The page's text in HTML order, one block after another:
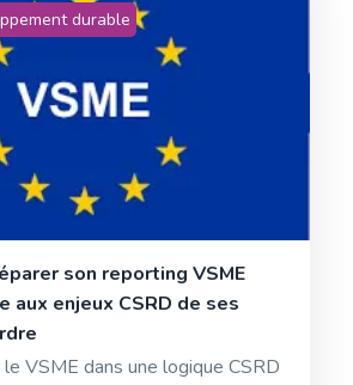
durable
son reporting VSME
aux enjeux CSRD de ses
VSME dans une logique CSRD